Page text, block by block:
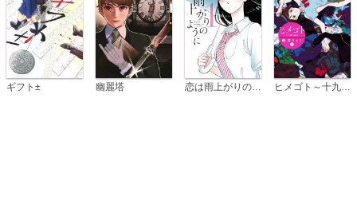
ギフト± 幽麗塔 ヒメゴト～十九歳の制服～